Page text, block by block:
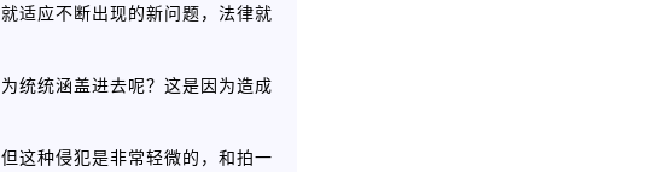
适应不断出现的新问题，法律就
统统涵盖进去呢？这是因为造成
这种侵犯是非常轻微的，和拍一